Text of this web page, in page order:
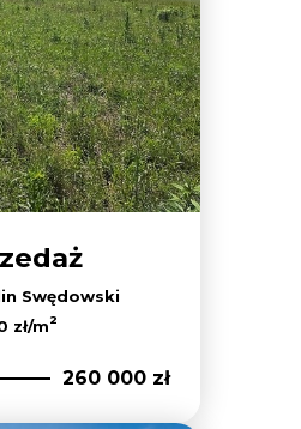
Swędowski
zł/m2
260 000 zł